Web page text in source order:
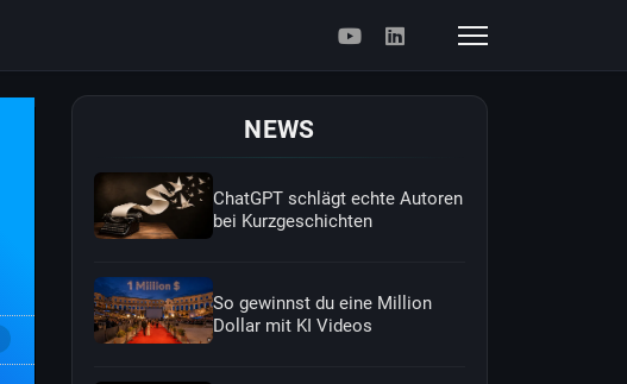
NEWS
ChatGPT schlägt echte Autoren
bei Kurzgeschichten
So gewinnst du eine Million
Dollar mit KI Videos